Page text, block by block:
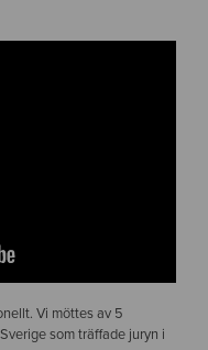
Vi möttes av 5
som träffade juryn i